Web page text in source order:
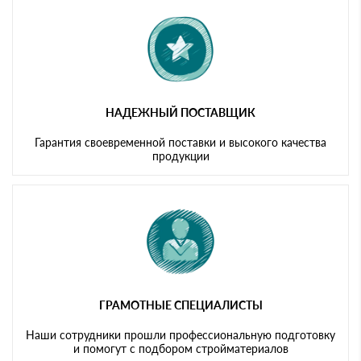
НАДЕЖНЫЙ ПОСТАВЩИК
Гарантия своевременной поставки и высокого качества
продукции
ГРАМОТНЫЕ СПЕЦИАЛИСТЫ
Наши сотрудники прошли профессиональную подготовку
и помогут с подбором стройматериалов